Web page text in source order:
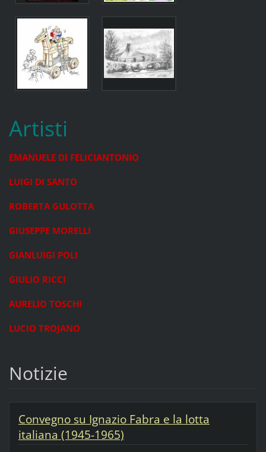
Artisti
EMANUELE DI FELICIANTONIO
LUIGI DI SANTO
ROBERTA GULOTTA
GIUSEPPE MORELLI
GIANLUIGI POLI
GIULIO RICCI
AURELIO TOSCHI
LUCIO TROJANO
Notizie
Convegno su Ignazio Fabra e la lotta
italiana (1945-1965)